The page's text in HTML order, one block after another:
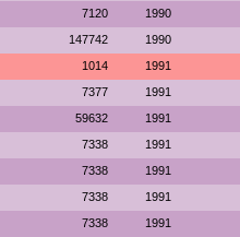
7120 1990
147742 1990
1014 1991
7377 1991
59632 1991
7338 1991
7338 1991
7338 1991
7338 1991